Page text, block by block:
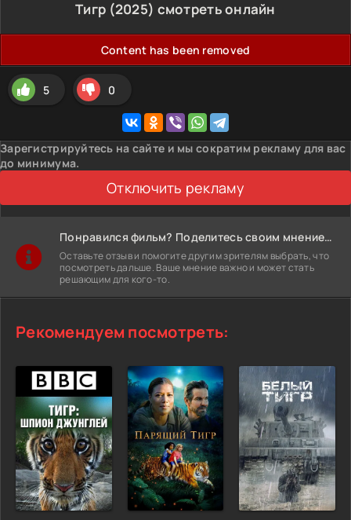
Тигр (2025) смотреть онлайн
Content has been removed
5 0
Зарегистрируйтесь на сайте и мы сократим рекламу для вас
до минимума.
Отключить рекламу
Понравился фильм? Поделитесь своим мнением!
Оставьте отзыв и помогите другим зрителям выбрать, что
посмотреть дальше. Ваше мнение важно и может стать
решающим для кого-то.
Рекомендуем посмотреть: